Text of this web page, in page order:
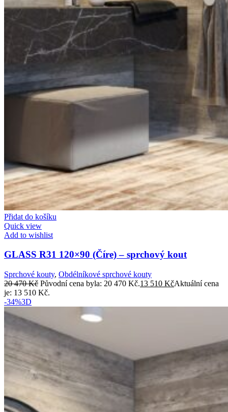
Přidat do košíku
Quick view
Add to wishlist
GLASS R31 120×90 (Číre) – sprchový kout
Sprchové kouty, Obdélníkové sprchové kouty
20 470Kč Původní cena byla: 20 470 Kč.13 510 KčAktuální cena
je: 13 510 Kč.
-34%3D